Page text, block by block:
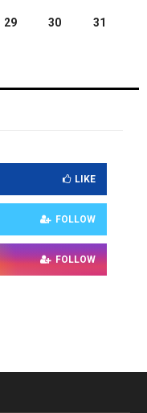
29 30
31
LIKE
FOLLOW
FOLLOW